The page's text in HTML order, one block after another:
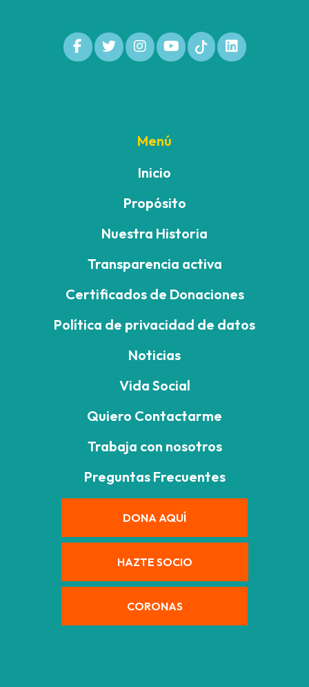
Menú
Inicio
Propósito
Nuestra Historia
Transparencia activa
Certificados de Donaciones
Política de privacidad de datos
Noticias
Vida Social
Quiero Contactarme
Trabaja con nosotros
Preguntas Frecuentes
DONA AQUÍ
HAZTE SOCIO
CORONAS